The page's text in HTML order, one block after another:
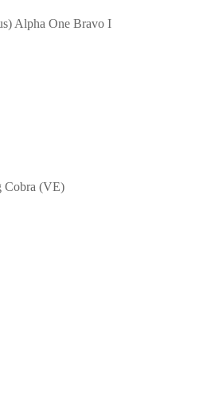
Alpha One Bravo I
Cobra (VE)